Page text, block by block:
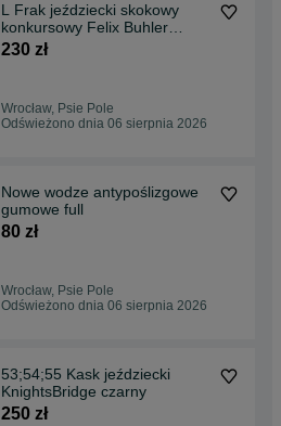
L Frak jeździecki skokowy
konkursowy Felix Buhler
czarny
230 zł
Wrocław, Psie Pole
Odświeżono dnia 06 sierpnia 2026
Nowe wodze antypoślizgowe
gumowe full
80 zł
Wrocław, Psie Pole
Odświeżono dnia 06 sierpnia 2026
53;54;55 Kask jeździecki
KnightsBridge czarny
250 zł